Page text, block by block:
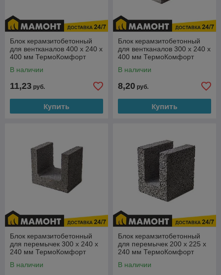
Блок керамзитобетонный
для вентканалов 400 x 240 х
400 мм ТермоКомфорт
В наличии
11,23 руб.
Купить
Блок керамзитобетонный
для вентканалов 300 x 240 х
400 мм ТермоКомфорт
В наличии
8,20 руб.
Купить
Блок керамзитобетонный
для перемычек 300 x 240 х
240 мм ТермоКомфорт
В наличии
Блок керамзитобетонный
для перемычек 200 x 225 х
240 мм ТермоКомфорт
В наличии